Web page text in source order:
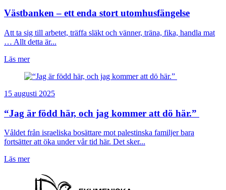
Västbanken – ett enda stort utomhusfängelse
Att ta sig till arbetet, träffa släkt och vänner, träna, fika, handla mat
… Allt detta är...
Läs mer
15 augusti 2025
“Jag är född här, och jag kommer att dö här.”
Våldet från israeliska bosättare mot palestinska familjer bara
fortsätter att öka under vår tid här. Det sker...
Läs mer